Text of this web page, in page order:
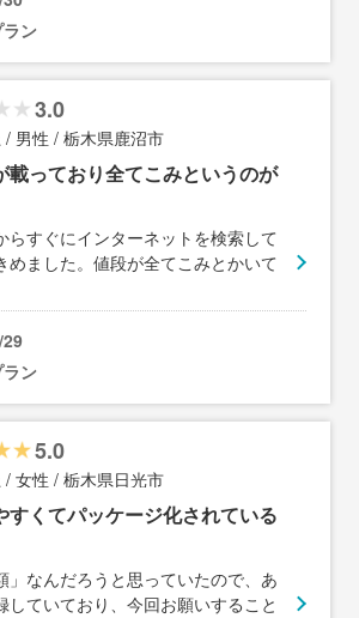
ン
3.0
80代以上 / 男性 / 栃木県鹿沼市
載っており全てこみというのが
らすぐにインターネットを検索して
めました。値段が全てこみとかいて
ン
5.0
80代以上 / 女性 / 栃木県日光市
すくてパッケージ化されている
」なんだろうと思っていたので、あ
していており、今回お願いすること